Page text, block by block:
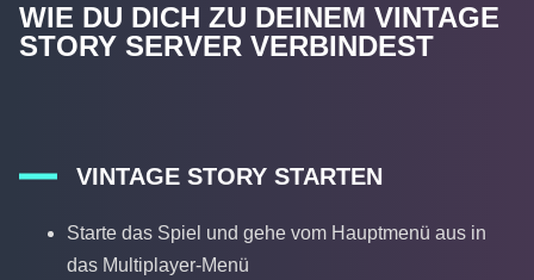
WIE DU DICH ZU DEINEM VINTAGE
STORY SERVER VERBINDEST
VINTAGE STORY STARTEN
Starte das Spiel und gehe vom Hauptmenü aus in
das Multiplayer-Menü